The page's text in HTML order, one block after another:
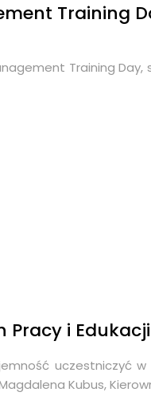
Training
Training
i
uczestniczyć
Kubus,